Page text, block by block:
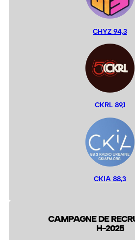
CHYZ 94,3
CKRL 89,1
CKIA 88,3
CAMPAGNE DE
H-2025